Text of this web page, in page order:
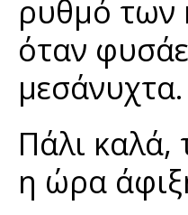
ρυθμό των
όταν
μεσάνυχτα.
Πάλι καλά,
η ώρα